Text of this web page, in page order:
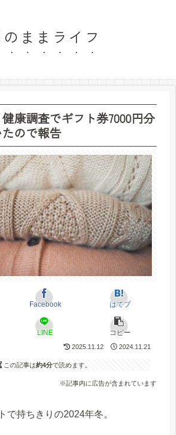
のままライフ
康調査でギフト券7000円分
ので報告
Facebook はてブ
LINE コピー
2025.11.12 2024.11.21
この記事は約4分で読めます。
※記事内に広告が含まれています
で持ちきりの2024年冬。